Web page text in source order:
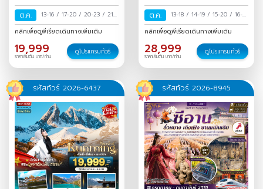
ต.ค. 13-16 / 17-20 / 20-23 / 21-
24/23-26/25-28/28-31
/
ต.ค.-02 พ.ย./31 ต.ค.-03
คลิกเพื่อดูพีเรียดเดินทางเพิ่มเติม
19,999
ราคาเริ่มต้น บาท/ท่าน
ดูโปรแกรมทัวร์
ต.ค. 13-18 / 14-19 / 15-20 / 16-21
/17-22/18-23/19-24/
20-25
23-28
24-29 /25-30/
27 ต.ค.-01 พ.ย./28
พ.ย./ 30 ต.ค.-04 พ.ย.
ต.ค.-05 พ.ย./
คลิกเพื่อดูพีเรียดเดินทางเพิ่มเติม
28,999
ราคาเริ่มต้น บาท/ท่าน
ดูโปรแกรมทัวร์
รหัสทัวร์ 2026-6437 รหัสทัวร์ 2026-8945